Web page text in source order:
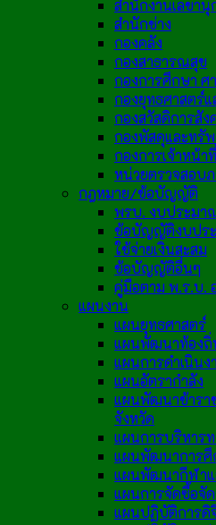
สำนักงานเลขานุ
สำนักช่าง
กองคลัง
กองสาธารณสุข
กองการศึกษา ศ
กองยุทธศาสตร์
กองสวัสดิการสัง
กองพัสดุและทรั
กองการเจ้าหน้าที่
หน่วยตรวจสอบ
กฎหมาย/ข้อบัญญัติ
พรบ. งบประมา
ข้อบัญญัติงบปร
ใช้จ่ายเงินสะสม
ข้อบัญญัติอื่นๆ
คู่มือตาม พ.ร.บ.
แผนงาน
แผนยุทธศาสตร์
แผนพัฒนาท้องถิ่
แผนการดำเนินง
แผนอัตรากำลัง
แผนพัฒนาข้ารา
จังหวัด
แผนการบริหาร
แผนพัฒนาการศึ
แผนพัฒนากีฬา
แผนการจัดซื้อจัด
แผนปฏิบัติการดิ